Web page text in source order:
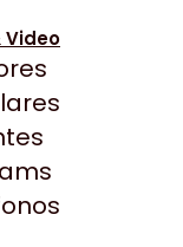
Video
Tecno